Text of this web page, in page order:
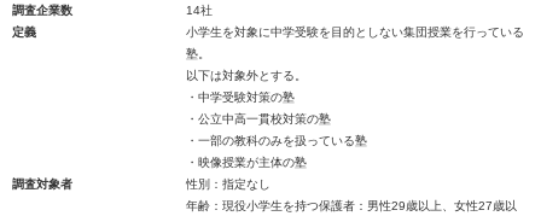
調査企業数
14社
定義
小学生を対象に中学受験を目的としない集団授業を行っている
塾。
以下は対象外とする。
・中学受験対策の塾
・公立中高一貫校対策の塾
・一部の教科のみを扱っている塾
・映像授業が主体の塾
調査対象者
性別：指定なし
年齢：現役小学生を持つ保護者：男性29歳以上、女性27歳以